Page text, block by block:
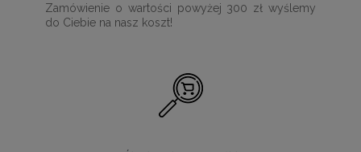
Zamówienie o wartości powyżej 300 zł wyślemy
do Ciebie na nasz koszt!